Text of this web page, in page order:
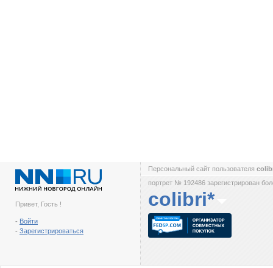
Привет, Гость !
- Войти
- Зарегистрироваться
Персональный сайт пользователя
портрет № 192486 зарегистрирован
colibri*